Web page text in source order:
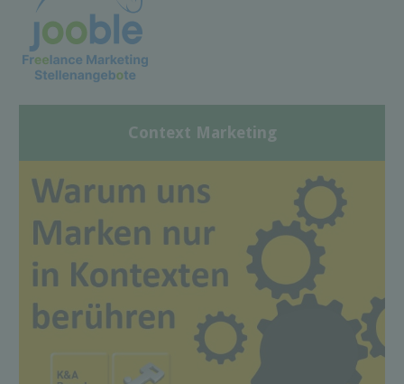
Context Marketing